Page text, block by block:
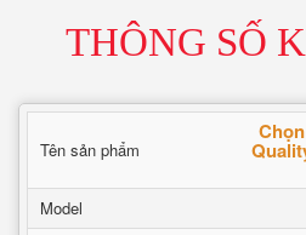
THÔNG SỐ
Tên sản phẩm
Model